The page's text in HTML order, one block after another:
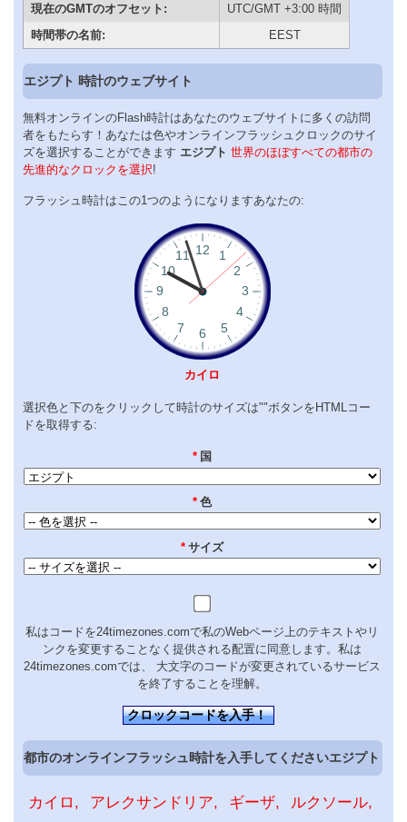
現在のGMTのオフセット:
UTC/GMT +3:00 時間
時間帯の名前:
EEST
エジプト 時計のウェブサイト
無料オンラインのFlash時計はあなたのウェブサイトに多くの訪問
者をもたらす！あなたは色やオンラインフラッシュクロックのサイ
ズを選択することができます エジプト 世界のほぼすべての都市の
先進的なクロックを選択!
フラッシュ時計はこの1つのようになりますあなたの:
カイロ
選択色と下のをクリックして時計のサイズは""ボタンをHTMLコー
ドを取得する:
* 国
* 色
* サイズ
私はコードを24timezones.comで私のWebページ上のテキストやリ
ンクを変更することなく提供される配置に同意します。私は
24timezones.comでは、 大文字のコードが変更されているサービス
を終了することを理解。
クロックコードを入手！
都市のオンラインフラッシュ時計を入手してくださいエジプト
カイロ アレクサンドリア ギーザ ルクソール